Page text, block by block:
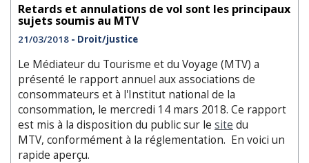
Retards et annulations de vol sont les principaux
sujets soumis au MTV
21/03/2018 - Droit/justice
Le Médiateur du Tourisme et du Voyage (MTV) a
présenté le rapport annuel aux associations de
consommateurs et à l'Institut national de la
consommation, le mercredi 14 mars 2018. Ce rapport
est mis à la disposition du public sur le site du
MTV, conformément à la réglementation. En voici un
rapide aperçu.